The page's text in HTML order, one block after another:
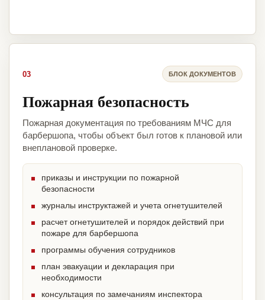
03 БЛОК ДОКУМЕНТОВ
Пожарная безопасность
Пожарная документация по требованиям МЧС для
барбершопа, чтобы объект был готов к плановой или
внеплановой проверке.
приказы и инструкции по пожарной
безопасности
журналы инструктажей и учета огнетушителей
расчет огнетушителей и порядок действий при
пожаре для барбершопа
программы обучения сотрудников
план эвакуации и декларация при
необходимости
консультация по замечаниям инспектора